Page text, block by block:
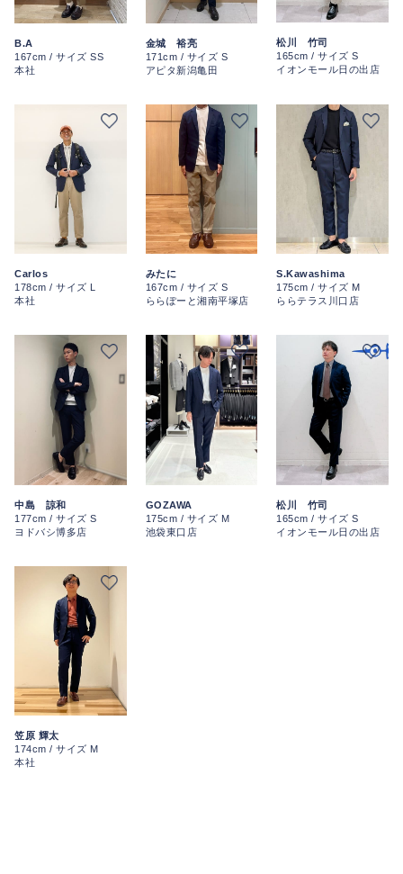
B.A
167cm / サイズ SS
本社
金城 裕亮
171cm / サイズ S
アピタ新潟亀田
松川 竹司
165cm / サイズ S
イオンモール日の出店
Carlos
178cm / サイズ L
本社
みたに
167cm / サイズ S
ららぽーと湘南平塚店
S.Kawashima
175cm / サイズ M
ららテラス川口店
中島 諒和
177cm / サイズ S
ヨドバシ博多店
GOZAWA
175cm / サイズ M
池袋東口店
松川 竹司
165cm / サイズ S
イオンモール日の出店
笠原 輝太
174cm / サイズ M
本社